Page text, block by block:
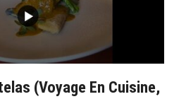
(Voyage En Cuisine,